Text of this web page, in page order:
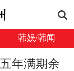
韩娱/韩闻
年满期余